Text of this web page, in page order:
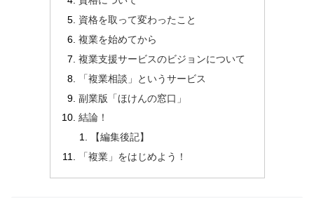
資格を取って変わったこと
複業を始めてから
複業支援サービスのビジョンについて
「複業相談」というサービス
副業版「ほけんの窓口」
結論！
【編集後記】
「複業」をはじめよう！